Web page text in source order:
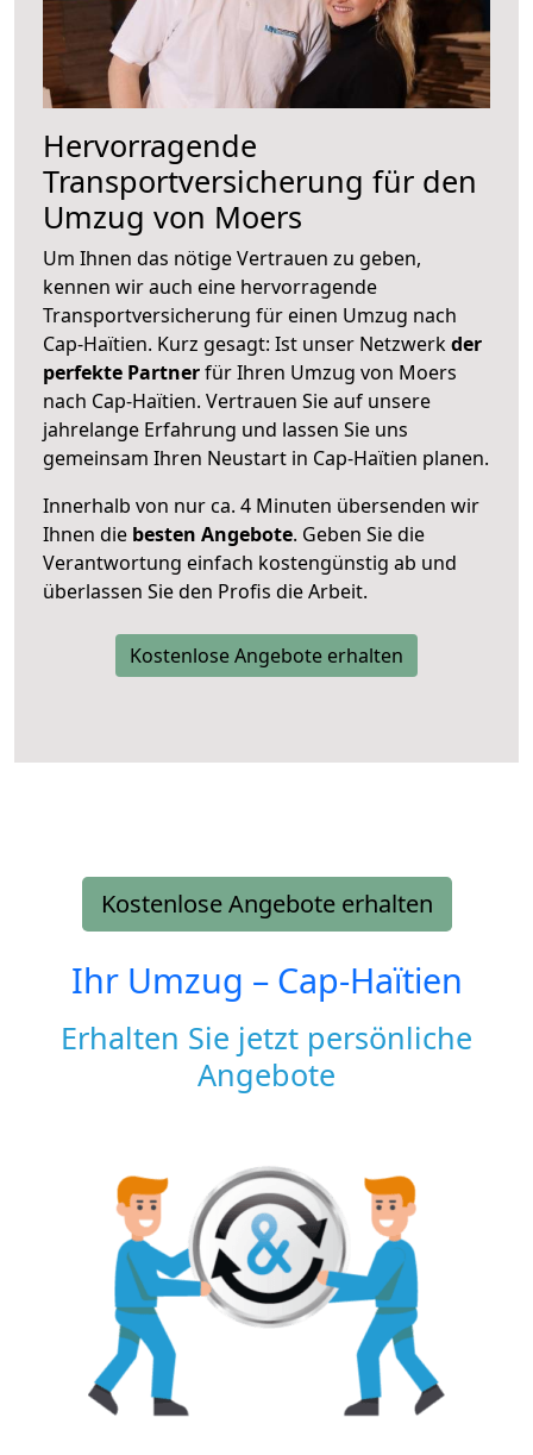
Hervorragende
Transportversicherung für den
Umzug von Moers
Um Ihnen das nötige Vertrauen zu geben,
kennen wir auch eine hervorragende
Transportversicherung für einen Umzug nach
Cap-Haïtien. Kurz gesagt: Ist unser Netzwerkder
perfekte Partnerfür Ihren Umzug von Moers
nach Cap-Haïtien. Vertrauen Sie auf unsere
jahrelange Erfahrung und lassen Sie uns
gemeinsam Ihren Neustart in Cap-Haïtien planen.
Innerhalb von nur ca. 4 Minuten übersenden wir
Ihnen die besten Angebote. Geben Sie die
Verantwortung einfach kostengünstig ab und
überlassen Sie den Profis die Arbeit.
Kostenlose Angebote erhalten
Kostenlose Angebote erhalten
Ihr Umzug – Cap-Haïtien
Erhalten Sie jetzt persönliche
Angebote